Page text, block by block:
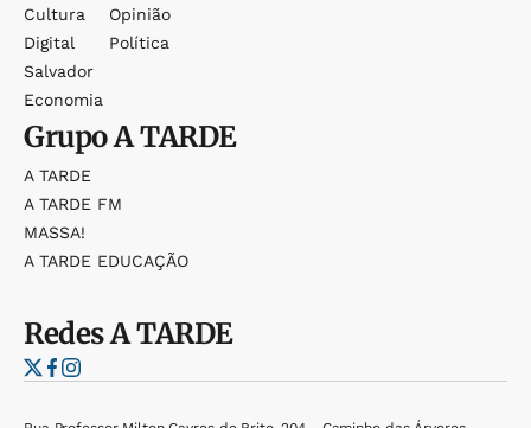
Cultura
Digital
Salvador
Economia
Opinião
Política
GrupoA TARDE
A TARDE
A TARDE FM
MASSA!
A TARDE EDUCAÇÃO
RedesA TARDE